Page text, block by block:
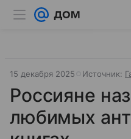
15 декабря 2025 Источник:
Россияне
любимых